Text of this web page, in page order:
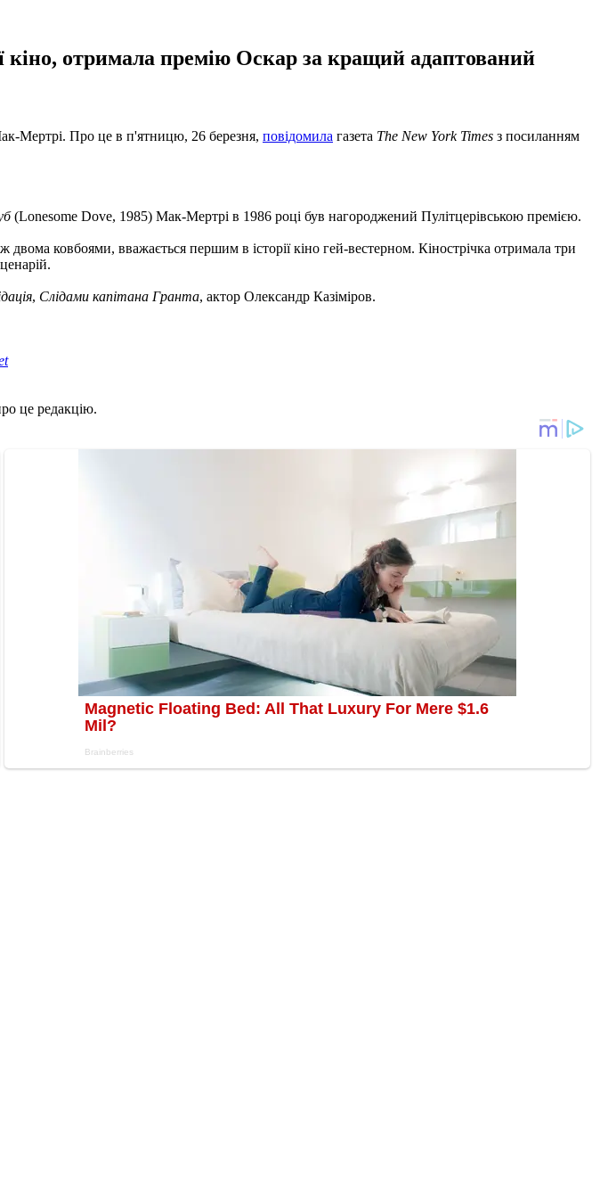
кіно, отримала премію Оскар за кращий адаптований
Мертрі. Про це в п'ятницю, 26 березня, повідомила газета The New York Times з посиланням
(Lonesome Dove, 1985) Мак-Мертрі в 1986 році був нагороджений Пулітцерівською премією.
ковбоями, вважається першим в історії кіно гей-вестерном. Кінострічка отримала три
, Слідами капітана Гранта, актор Олександр Казіміров.
це редакцію.